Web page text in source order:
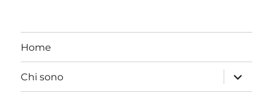
Home
Chi sono
apri
i
menu